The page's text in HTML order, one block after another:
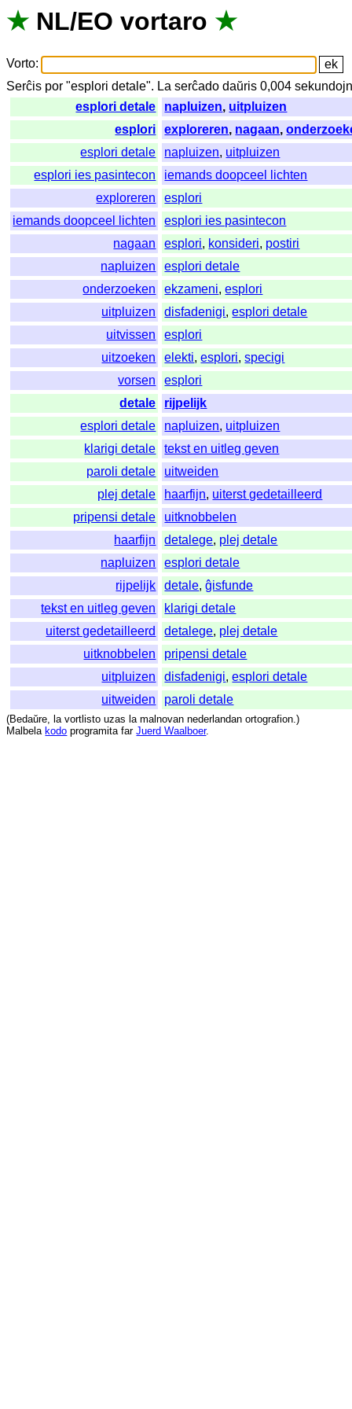
★ NL/EO vortaro ★
Vorto:
Serĉis por "esplori detale". La serĉado daŭris 0,004
esplori detale
napluizen, uitpluizen
esplori
exploreren, nagaan,
esplori detale
napluizen, uitpluizen
esplori ies pasintecon
iemands doopceel lichten
exploreren
esplori
iemands doopceel lichten
esplori ies pasintecon
nagaan
esplori, konsideri, postiri
napluizen
esplori detale
onderzoeken
ekzameni,esplori
uitpluizen
disfadenigi,esplori detale
uitvissen
esplori
uitzoeken
elekti,esplori,specigi
vorsen
esplori
detale
rijpelijk
esplori detale
napluizen, uitpluizen
klarigi detale
tekst en uitleg geven
paroli detale
uitweiden
plej detale
haarfijn, uiterst gedetailleerd
pripensi detale
uitknobbelen
haarfijn
detalege, plej detale
napluizen
esplori detale
rijpelijk
detale,ĝisfunde
tekst en uitleg geven
klarigi detale
uiterst gedetailleerd
detalege, plej detale
uitknobbelen
pripensi detale
uitpluizen
disfadenigi,esplori detale
uitweiden
paroli detale
(Bedaŭre, la vortlisto uzas la malnovan nederlandan ortografion.)
Malbela kodo programita far Juerd Waalboer.